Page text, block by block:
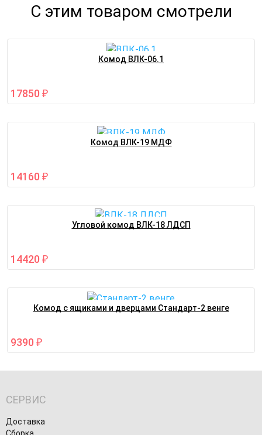
С этим товаром смотрели
Комод ВЛК-06.1
17850 ₽
Комод ВЛК-19 МДФ
14160 ₽
Угловой комод ВЛК-18 ЛДСП
14420 ₽
Комод с ящиками и дверцами Стандарт-2 венге
9390 ₽
СЕРВИС
Доставка